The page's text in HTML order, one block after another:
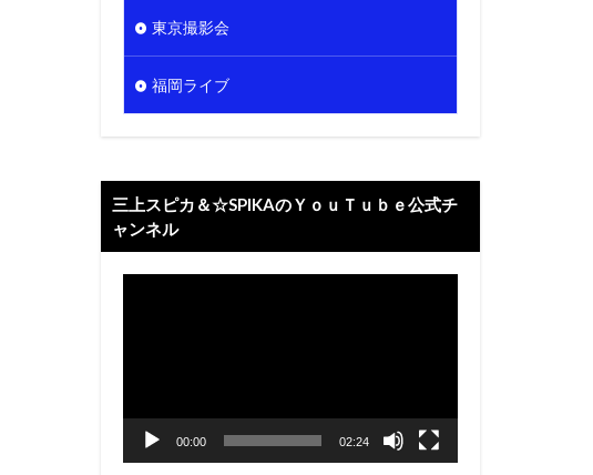
東京撮影会
福岡ライブ
三上スピカ＆☆SPIKAのＹｏｕＴｕｂｅ公式チ
ャンネル
動
00:00 02:24